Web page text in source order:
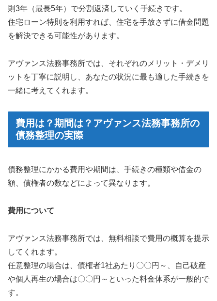
則3年（最長5年）で分割返済していく手続きです。
住宅ローン特則を利用すれば、住宅を手放さずに借金問題
を解決できる可能性があります。
アヴァンス法務事務所では、それぞれのメリット・デメリ
ットを丁寧に説明し、あなたの状況に最も適した手続きを
一緒に考えてくれます。
費用は？期間は？アヴァンス法務事務所の
債務整理の実際
債務整理にかかる費用や期間は、手続きの種類や借金の
額、債権者の数などによって異なります。
費用について
アヴァンス法務事務所では、無料相談で費用の概算を提示
してくれます。
任意整理の場合は、債権者1社あたり〇〇円～、自己破産
や個人再生の場合は〇〇円～といった料金体系が一般的で
す。